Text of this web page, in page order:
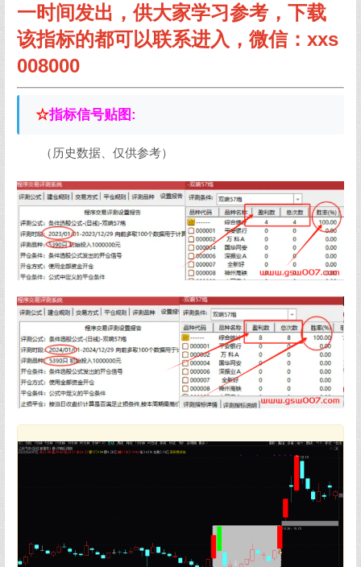
一时间发出，供大家学习参考，下载
该指标的都可以联系进入，微信：xxs
008000
☆指标信号贴图:
（历史数据、仅供参考）